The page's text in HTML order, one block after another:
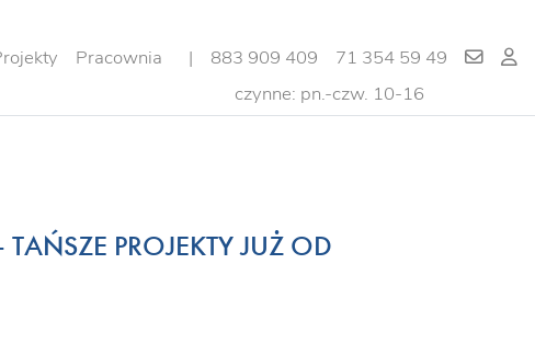
Pracownia | 883 909 409
71 354 59 49
czynne: pn.-czw. 10-16
PROJEKTY JUŻ OD